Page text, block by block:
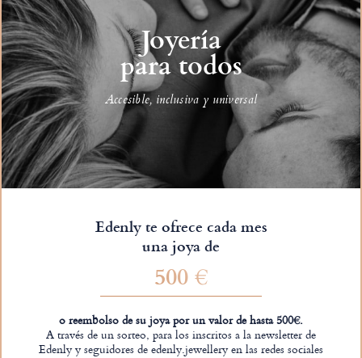
Joyería
para todos
Accesible, inclusiva y universal
Edenly te ofrece cada mes
una joya de
500 €
o reembolso de su joya por un valor de hasta 500€.
A través de un sorteo, para los inscritos a la newsletter de
Edenly y seguidores de edenly.jewellery en las redes sociales